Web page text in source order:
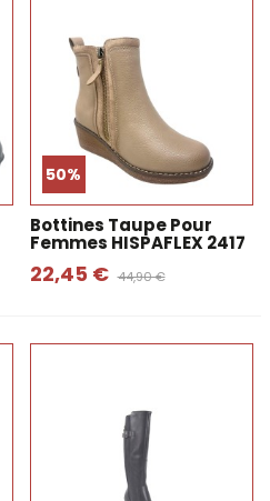
50%
Bottines Taupe Pour
Femmes HISPAFLEX 2417
22,45 € 44,90 €